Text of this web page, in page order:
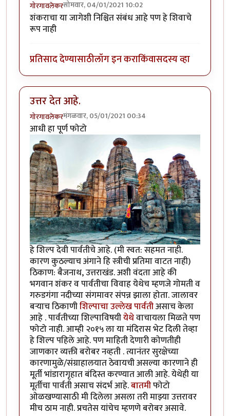
गोरगावलेकरसोमवार, 04/01/2021 10:02
शंकराचा या जागेशी निश्चित संबंध आहे पण हे शिवाचे
रूप नाही
प्रतिसाद देण्यासाठीलॉग इन कराकिंवासदस्य व्हा
उत्तर देत आहे.
गोरगावलेकरमंगळवार, 05/01/2021 00:34
आधी हा पूर्ण फोटो
हे शिल्प देवी पार्वतीचे आहे. (मी स्वत: सहमत नाही.
कारण कुठल्याच अंगाने हि स्त्रीची प्रतिमा वाटत नाही)
ठिकाण: बैजनाथ, उत्तराखंड. अशी वंदता आहे की
भगवान शंकर व पार्वतीचा विवाह येथेच म्हणजे गोमती व
गरुडगंगा नदीच्या संगमावर संपन्न झाला होता. जालावर
बऱ्याच ठिकाणीशिल्पाचा उल्लेख पार्वतीअसाच केला
आहे . पार्वतीच्या शिल्पाविषयीयेथेवाचायला मिळते पण
फोटो नाही. आम्ही २०१५ ला या मंदिरास भेट दिली तेव्हा
हे शिल्प पहिले आहे. पण माहिती देणारी कोणतीही
जाणकार व्यक्ती बरोबर नव्हती . त्यानंतर सुरक्षेच्या
कारणामुळे/संग्राहालयात ठेवायची असल्या कारणाने ही
मूर्ती भांडारागृहात बंदिस्त करण्यात आली आहे. येथेही या
मूर्तीचा पार्वती असाच संदर्भ आहे.बातमीफोटो
ओळखण्यासाठी मी दिलेला असला तरी माझ्या उत्तरावर
मीच ठाम नाही. प्रचतेस यांचेच म्हणणे बरोबर असावे.